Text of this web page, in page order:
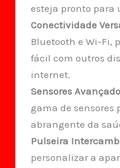
esteja pronto para
Conectividade
Bluetooth e Wi-Fi,
fácil com outros
internet.
Sensores
gama de
abrangente da
Pulseira
personalizar a